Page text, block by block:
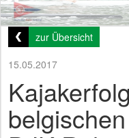
zur Übersicht
15.05.2017